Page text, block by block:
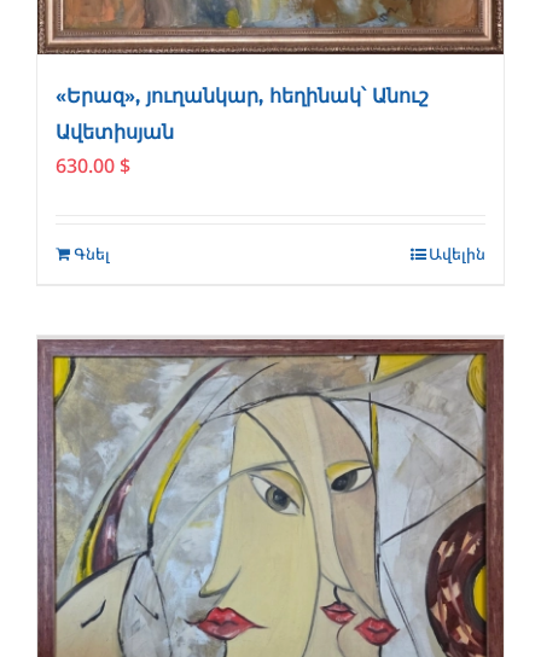
«Երազ», յուղանկար, հեղինակ՝ Անուշ
Ավետիսյան
630.00 $
Գնել Ավելին